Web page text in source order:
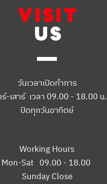
VISIT
US
วันเวลาเปิดทำการ
-เสาร์ เวลา 09.00 - 18.00 น.
ปิดทุกวันอาทิตย์
Working Hours
Mon-Sat 09.00 - 18.00
Sunday Close